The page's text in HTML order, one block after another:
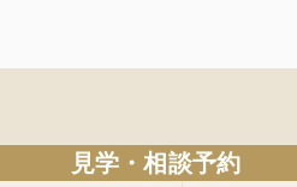
見学・相談予約